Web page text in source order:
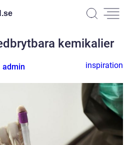
se
kemikalier
admin inspiration